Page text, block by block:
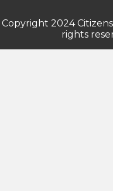
Copyright 2024 Citizens
rights